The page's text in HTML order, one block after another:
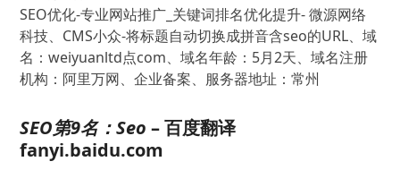
SEO优化-专业网站推广_关键词排名优化提升- 微源网络
科技、CMS小众-将标题自动切换成拼音含seo的URL、域
名：weiyuanltd点com、域名年龄：5月2天、域名注册
机构：阿里万网、企业备案、服务器地址：常州
SEO第9名：Seo – 百度翻译
fanyi.baidu.com